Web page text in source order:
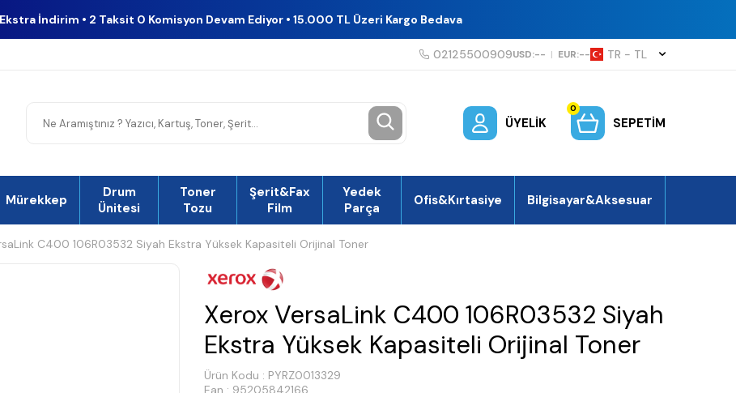
İndirim • 2 Taksit 0 Komisyon Devam Ediyor • 15.000 TL Üzeri Kargo Bedava
02125500909USD:-- | EUR:-- TR − TL
ÜYELIK
0
SEPETIM
Mürekkep
Drum
Ünitesi
Toner
Tozu
Şerit&Fax
Film
Yedek
Parça
Ofis&Kırtasiye Bilgisayar&Aksesuar
C400 106R03532 Siyah Ekstra Yüksek Kapasiteli Orijinal Toner
Xerox VersaLink C400 106R03532 Siyah
Ekstra Yüksek Kapasiteli Orijinal Toner
Ürün Kodu : PYRZ0013329
Ean : 95205842166